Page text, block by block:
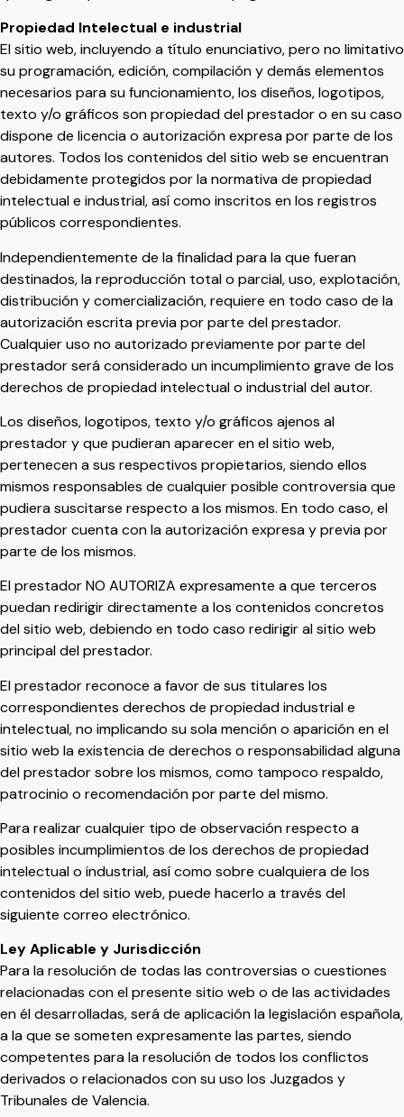
Propiedad Intelectual e industrial
El sitio web, incluyendo a título enunciativo, pero no limitativo
su programación, edición, compilación y demás elementos
necesarios para su funcionamiento, los diseños, logotipos,
texto y/o gráficos son propiedad del prestador o en su caso
dispone de licencia o autorización expresa por parte de los
autores. Todos los contenidos del sitio web se encuentran
debidamente protegidos por la normativa de propiedad
intelectual e industrial, así como inscritos en los registros
públicos correspondientes.
Independientemente de la finalidad para la que fueran
destinados, la reproducción total o parcial, uso, explotación,
distribución y comercialización, requiere en todo caso de la
autorización escrita previa por parte del prestador.
Cualquier uso no autorizado previamente por parte del
prestador será considerado un incumplimiento grave de los
derechos de propiedad intelectual o industrial del autor.
Los diseños, logotipos, texto y/o gráficos ajenos al
prestador y que pudieran aparecer en el sitio web,
pertenecen a sus respectivos propietarios, siendo ellos
mismos responsables de cualquier posible controversia que
pudiera suscitarse respecto a los mismos. En todo caso, el
prestador cuenta con la autorización expresa y previa por
parte de los mismos.
El prestador NO AUTORIZA expresamente a que terceros
puedan redirigir directamente a los contenidos concretos
del sitio web, debiendo en todo caso redirigir al sitio web
principal del prestador.
El prestador reconoce a favor de sus titulares los
correspondientes derechos de propiedad industrial e
intelectual, no implicando su sola mención o aparición en el
sitio web la existencia de derechos o responsabilidad alguna
del prestador sobre los mismos, como tampoco respaldo,
patrocinio o recomendación por parte del mismo.
Para realizar cualquier tipo de observación respecto a
posibles incumplimientos de los derechos de propiedad
intelectual o industrial, así como sobre cualquiera de los
contenidos del sitio web, puede hacerlo a través del
siguiente correo electrónico.
Ley Aplicable y Jurisdicción
Para la resolución de todas las controversias o cuestiones
relacionadas con el presente sitio web o de las actividades
en él desarrolladas, será de aplicación la legislación española,
a la que se someten expresamente las partes, siendo
competentes para la resolución de todos los conflictos
derivados o relacionados con su uso los Juzgados y
Tribunales de Valencia.